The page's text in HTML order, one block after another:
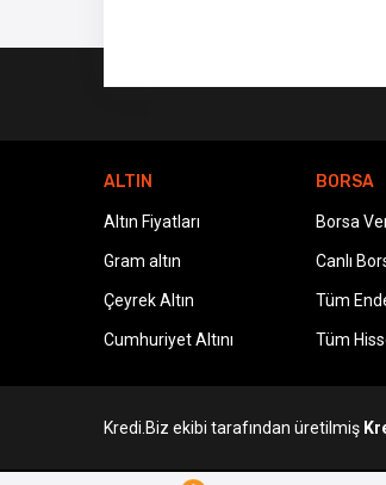
ALTIN
Altın Fiyatları
Gram altın
Çeyrek Altın
Cumhuriyet Altını
BORSA
Borsa
Canlı
Tüm
Tüm
Kredi.Biz ekibi tarafından üretilmiş